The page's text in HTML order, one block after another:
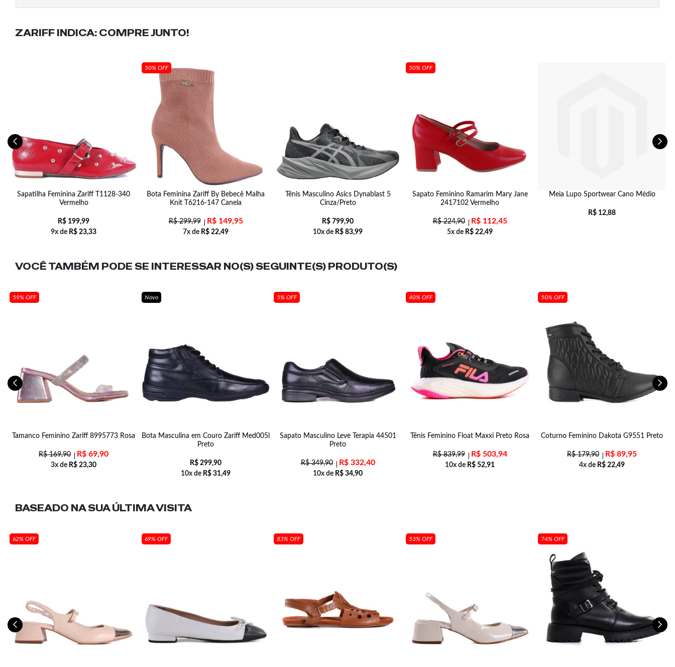
ZARIFF INDICA: COMPRE JUNTO!
Sapatilha Feminina Zariff T1128-340
Vermelho
R$ 199,99
9x de R$ 23,33
50% OFF
Bota Feminina Zariff By Bebecê Malha
Knit T6216-147 Canela
R$299,99 R$149,95
7x de R$ 22,49
Tênis Masculino Asics Dynablast 5
Cinza/Preto
R$ 799,90
10x de R$ 83,99
50% OFF
Sapato Feminino Ramarim Mary Jane
2417102 Vermelho
R$224,90 R$112,45
5x de R$ 22,49
Meia Lupo Sportwear Cano Médio
R$ 12,88
VOCÊ TAMBÉM PODE SE INTERESSAR NO(S) SEGUINTE(S) PRODUTO(S)
59% OFF
Tamanco Feminino Zariff 8995773 Rosa
R$169,90 R$ 69,90
3x de R$ 23,30
Novo
Bota Masculina em Couro Zariff Med005l
Preto
R$ 299,90
10x de R$ 31,49
5% OFF
Sapato Masculino Leve Terapia 44501
Preto
R$349,90 R$332,40
10x de R$ 34,90
40% OFF
Tênis Feminino Float Maxxi Preto Rosa
R$839,99 R$503,94
10x de R$ 52,91
50% OFF
Coturno Feminino Dakota G9551 Preto
R$179,90 R$ 89,95
4x de R$ 22,49
BASEADO NA SUAÚLTIMA VISITA
62% OFF 69% OFF 83% OFF 53% OFF 74% OFF